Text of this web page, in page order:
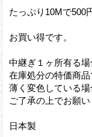
たっぷり10Mで500
お買い得です。
中継ぎ１ヶ所有る場
在庫処分の特価商品
薄く変色している場
ご了承の上でお願い
日本製